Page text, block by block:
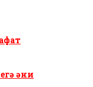
әни